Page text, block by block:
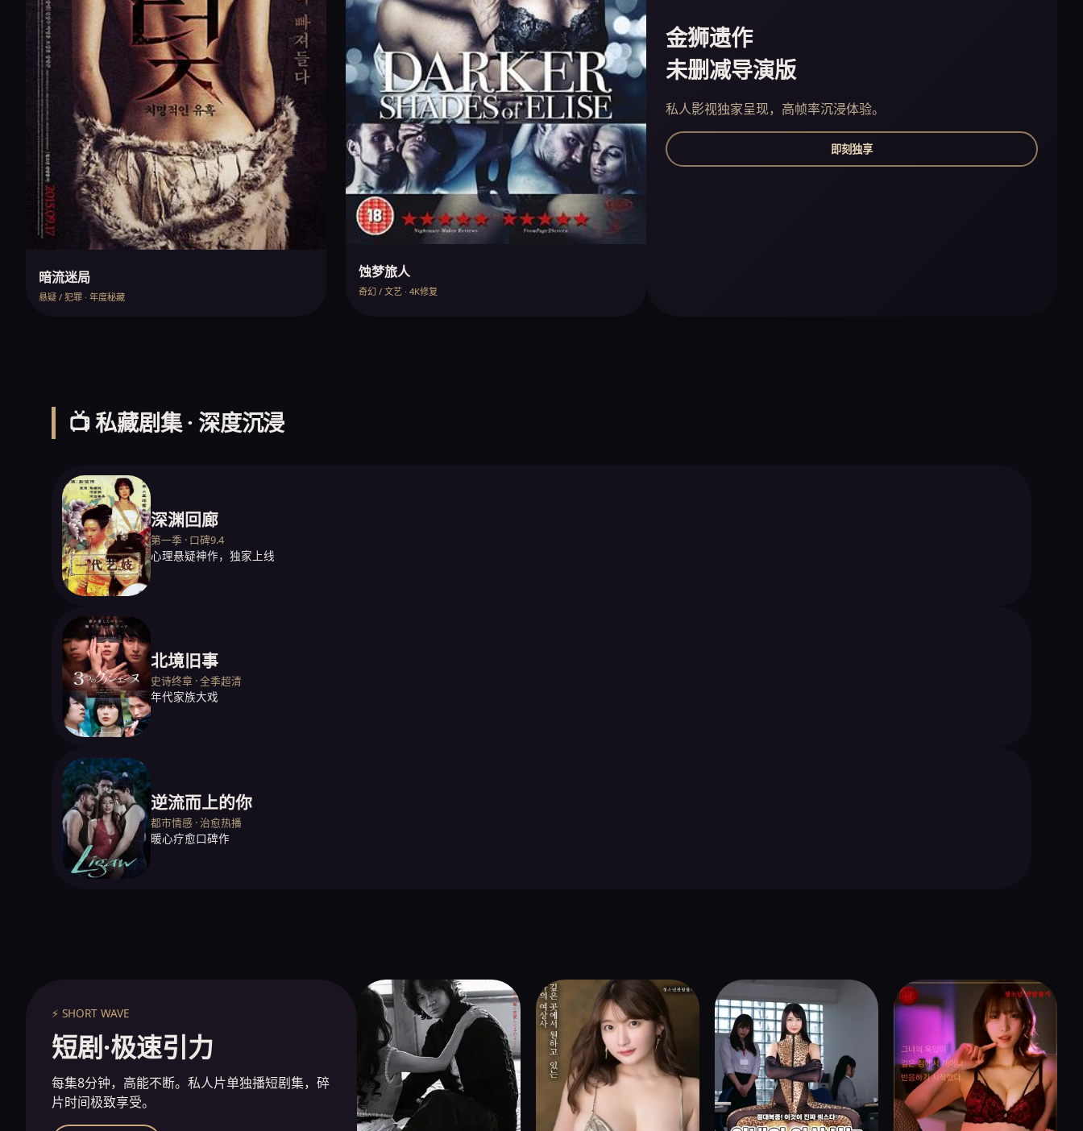
暗流迷局
悬疑 / 犯罪 · 年度秘藏
蚀梦旅人
奇幻 / 文艺 · 4K修复
金狮遗作
未删减导演版
私人影视独家呈现，高帧率沉浸体验。
即刻独享
📺 私藏剧集 · 深度沉浸
深渊回廊
第一季 · 口碑9.4
心理悬疑神作，独家上线
北境旧事
史诗终章 · 全季超清
年代家族大戏
逆流而上的你
都市情感 · 治愈热播
暖心疗愈口碑作
⚡ SHORT WAVE
短剧·极速引力
每集8分钟，高能不断。私人片单独播短剧集，碎
片时间极致享受。